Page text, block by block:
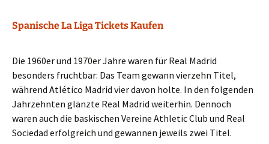
Spanische La Liga Tickets Kaufen
Die 1960er und 1970er Jahre waren für Real Madrid
besonders fruchtbar: Das Team gewann vierzehn Titel,
während Atlético Madrid vier davon holte. In den folgenden
Jahrzehnten glänzte Real Madrid weiterhin. Dennoch
waren auch die baskischen Vereine Athletic Club und Real
Sociedad erfolgreich und gewannen jeweils zwei Titel.